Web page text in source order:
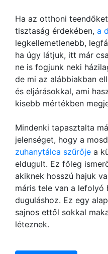
Ha az otthoni
tisztaság érdekében, a
legkellemetlenebb,
ha úgy látjuk, itt már
ne is fogjunk neki
de mi az alábbiakban
és eljárásokkal, ami
kisebb mértékben
Mindenki tapasztalta
jelenséget, hogy a
zuhanytálca szűrője a
eldugult. Ez főleg
akiknek hosszú hajuk
máris tele van a lefolyó
duguláshoz. Ez egy
sajnos ettől sokkal
léteznek.